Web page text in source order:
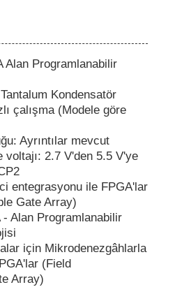
Çip)
Alan Programlanabilir
Kondensatör
çalışma (Modele göre
Ayrıntılar mevcut
voltajı: 2.7 V'den 5.5 V'ye
entegrasyonu ile FPGA'lar
Gate Array)
Alan Programlanabilir
için Mikrodenezgâhlarla
(Field
Array)